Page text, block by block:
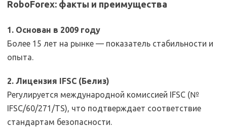
RoboForex: факты и преимущества
1. Основан в 2009 году
Более 15 лет на рынке — показатель стабильности и
опыта.
2. Лицензия IFSC (Белиз)
Регулируется международной комиссией IFSC (№
IFSC/60/271/TS), что подтверждает соответствие
стандартам безопасности.